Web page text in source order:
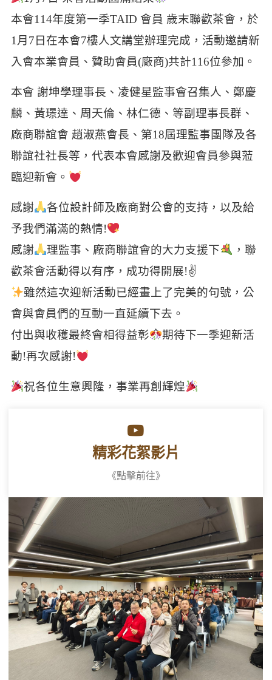
本會114年度第一季TAID 會員 歲末聯歡茶會，於
1月7日在本會7樓人文講堂辦理完成， 活動邀請新
入會本業會員、贊助會員(廠商)共計116位參加。
本會 謝坤學理事長、凌健星監事會召集人、鄭慶
麟、黃璟達、周天倫、林仁德、 等副理事長群、
廠商聯誼會 趙淑燕會長、第18屆理監事團隊及各
聯誼社社長等， 代表本會感謝及歡迎會員參與蒞
臨迎新會。
感謝
各位設計師及廠商對公會的支持，以及給
予我們滿滿的熱情!
感謝
理監事、廠商聯誼會的大力支援下
，聯
歡茶會活動得以有序，成功得開展!✌
雖然這次迎新活動已經畫上了完美的句號，公
會與會員們的互動一直延續下去。
付出與收穫最終會相得益彰
期待下一季迎新活
動!再次感謝!
祝各位生意興隆，事業再創輝煌
精彩花絮影片
《點擊前往》